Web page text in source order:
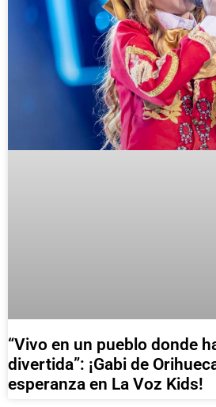
“Vivo en un pueblo donde
divertida”: ¡Gabi de
esperanza en La Voz Kids!